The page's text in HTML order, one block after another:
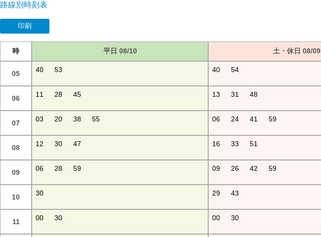
路線別時刻表
印刷
時 平日 08/10 土・休日 08/09
05 40 53 40 54
06 11 28 45 13 31 48
07 03 20 38 55 06 24 41 59
08 12 30 47 16 33 51
09 06 28 59 09 26 42 59
10 30 29 43
11 00 30 00 30